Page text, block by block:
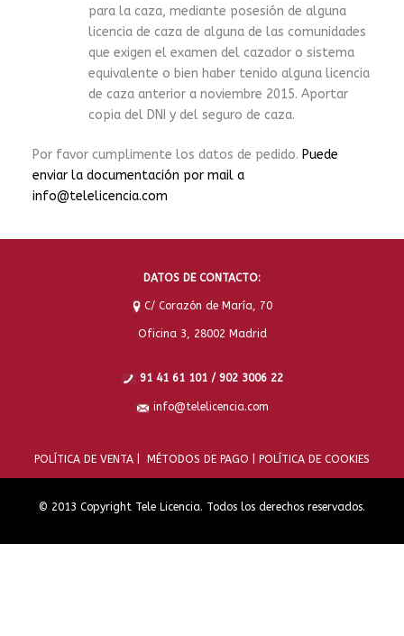
para la caza, mediante posesión de alguna
licencia de caza de alguna de las comunidades
que exigen el examen del cazador o sistema
equivalente o bien haber tenido alguna licencia
de caza anterior a noviembre 2015. Aportar
copia del DNI y del seguro de caza.
Por favor cumplimente los datos de pedido. Puede
enviar la documentación por mail a
info@telelicencia.com
DATOS DE CONTACTO:
C/ Corazón de María, 70
Oficina 3, 28002 Madrid
91 41 61 101 / 902 3006 22
info@telelicencia.com
POLÍTICA DE VENTA | MÉTODOS DE PAGO | POLÍTICA DE COOKIES
© 2013 Copyright Tele Licencia. Todos los derechos reservados.